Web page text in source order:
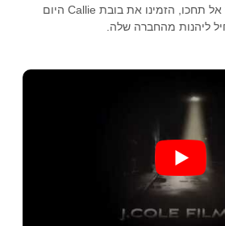
לפתח יכולות חיוניות. אז אל תחכו, הזמינו את בובת Callie היום
ליהנות מהחברה שלה.